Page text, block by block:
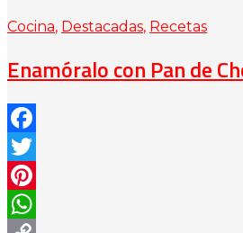
Cocina, Destacadas, Recetas
Enamóralo con Pan de
Facebook
Twitter
Pinterest